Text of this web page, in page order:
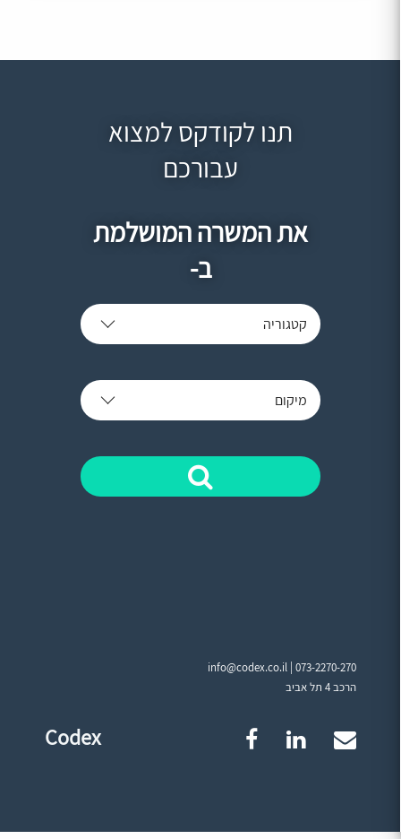
תנו לקודקס למצוא
עבורכם
את המשרה המושלמת
ב-
קטגוריה
מיקום
info@codex.co.il |073-2270-270
הרכב 4 תל אביב
Codex